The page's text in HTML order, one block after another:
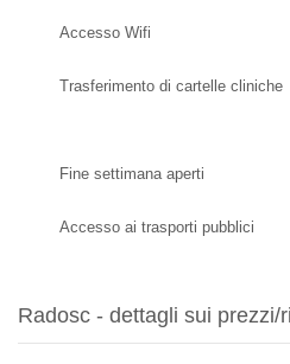
Accesso Wifi
Trasferimento di cartelle cliniche
Fine settimana aperti
Accesso ai trasporti pubblici
Radosc - dettagli sui prezzi/